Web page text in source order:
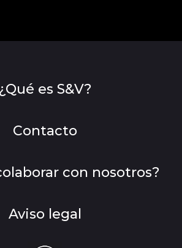
¿Qué es S&V?
Contacto
con nosotros?
Aviso legal